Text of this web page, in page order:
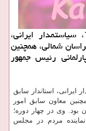
دكتر محمد رضا خبار متولد 1335، سیاستمدار ایرانی،
شمالی، همچنین
رئیس جمهور
1335، سیاستمدار ایرانی، استاندار سابق
معاون سابق امور
بود. وی در چهار دوره؛
مردم در مجلس